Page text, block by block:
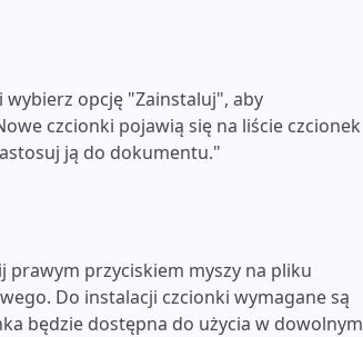
opcję "Zainstaluj", aby
czcionki pojawią się na liście czcionek
ją do dokumentu."
prawym przyciskiem myszy na pliku
Do instalacji czcionki wymagane są
będzie dostępna do użycia w dowolnym